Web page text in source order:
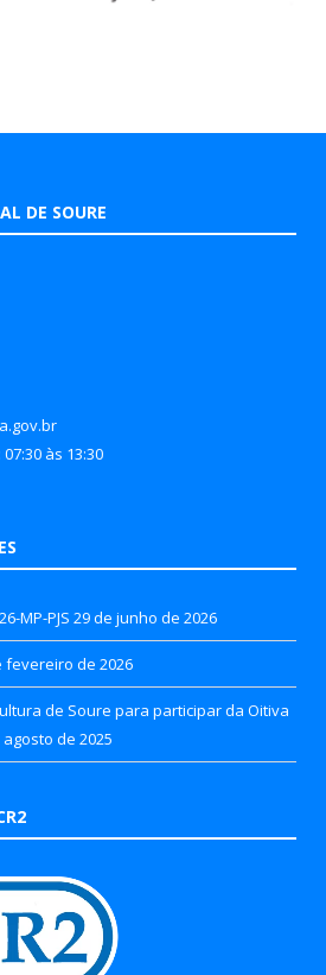
DE SOURE
às 13:30
MP-PJS 29 de junho de 2026
fevereiro de 2026
de Soure para participar da Oitiva
de 2025